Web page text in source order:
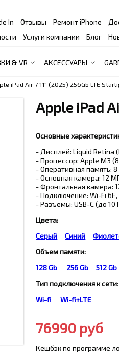
In Отзывы Ремонт iPhone
Услуги компании Блог
& VR АКСЕССУАРЫ
iPad Air 7 11" (2025) 256Gb LTE
Apple iPad
Основные
- Дисплей: Liquid Retina
- Процессор: Apple M3
- Оперативная память: 8
- Основная камера: 12
- Фронтальная камера:
- Подключение: Wi-Fi
- Разъемы: USB-C (до
Цвета:
Серый
Синий
Объем памяти:
128 Gb
256 Gb
512 Gb
Тип подключения к сети:
Wi-fi
Wi-fi+LTE
76990 руб
Кешбэк по программе